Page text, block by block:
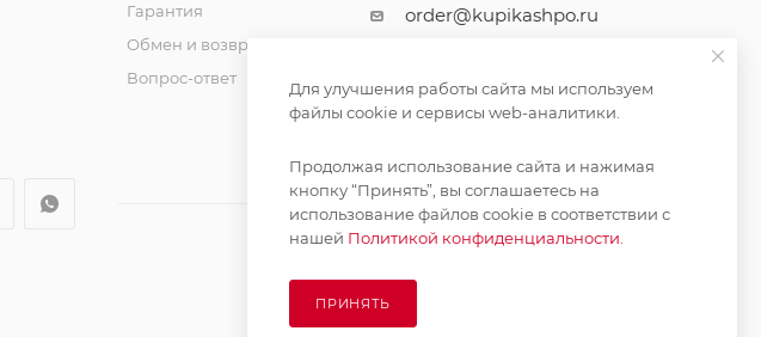
Гарантия
Обмен и возврат
Вопрос-ответ
order@kupikashpo.ru
Для улучшения работы сайта мы используем
файлы cookie и сервисы web-аналитики.
Продолжая использование сайта и нажимая
кнопку “Принять”, вы соглашаетесь на
использование файлов cookie в соответствии с
нашей Политикой конфиденциальности.
ПРИНЯТЬ